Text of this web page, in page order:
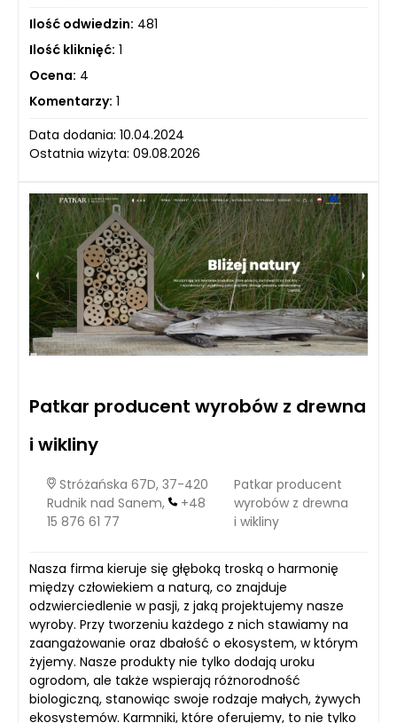
Ilość odwiedzin: 481
Ilość kliknięć: 1
Ocena: 4
Komentarzy: 1
Data dodania: 10.04.2024
Ostatnia wizyta: 09.08.2026
Patkar producent wyrobów z drewna
i wikliny
Stróżańska 67D, 37-420
Rudnik nad Sanem,
+48
15 876 61 77
Patkar producent
wyrobów z drewna
i wikliny
Nasza firma kieruje się głęboką troską o harmonię
między człowiekiem a naturą, co znajduje
odzwierciedlenie w pasji, z jaką projektujemy nasze
wyroby. Przy tworzeniu każdego z nich stawiamy na
zaangażowanie oraz dbałość o ekosystem, w którym
żyjemy. Nasze produkty nie tylko dodają uroku
ogrodom, ale także wspierają różnorodność
biologiczną, stanowiąc swoje rodzaje małych, żywych
ekosystemów. Karmniki, które oferujemy, to nie tylko